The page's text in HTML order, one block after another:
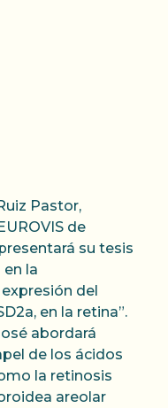
Pastor,
de
su tesis
la
del
en la retina”.
abordará
de los ácidos
la retinosis
areolar